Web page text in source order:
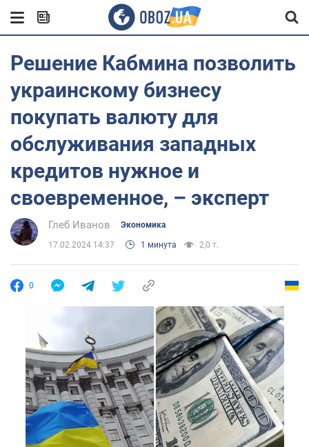
Решение Кабмина позволить
украинскому бизнесу
покупать валюту для
обслуживания западных
кредитов нужное и
своевременное, – эксперт
Глеб Иванов Экономика
17.02.2024 14:37 1 минута 2,0 т.
0